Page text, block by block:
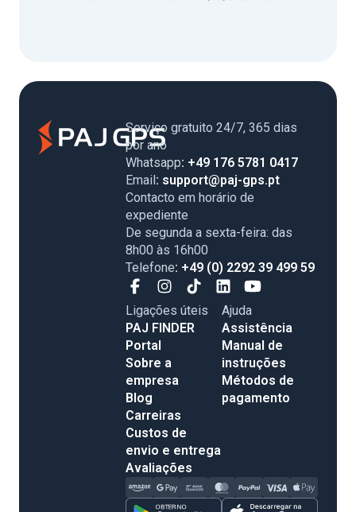
Serviço gratuito 24/7, 365 dias
por ano
Whatsapp: +49 176 5781 0417
Email: support@paj-gps.pt
Contacto em horário de
expediente
De segunda a sexta-feira: das
8h00 às 16h00
Telefone: +49 (0) 2292 39 499 59
Ligações úteis
PAJ FINDER
Portal
Sobre a
empresa
Blog
Carreiras
Custos de
envio e entrega
Avaliações
Ajuda
Assistência
Manual de
instruções
Métodos de
pagamento